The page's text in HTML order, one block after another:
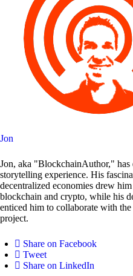
Jon
Jon, aka "BlockchainAuthor," has
storytelling experience. His
decentralized economies drew
blockchain and crypto, while his
enticed him to collaborate with
project.
Share on Facebook
Tweet
Share on LinkedIn